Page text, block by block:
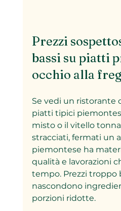
Prezzi
bassi su piatti
occhio alla
Se vedi un ristorante
piatti tipici
misto o il vitello
stracciati, fermati un
piemontese ha
qualità e lavorazioni
tempo. Prezzi troppo
nascondono
porzioni ridotte.